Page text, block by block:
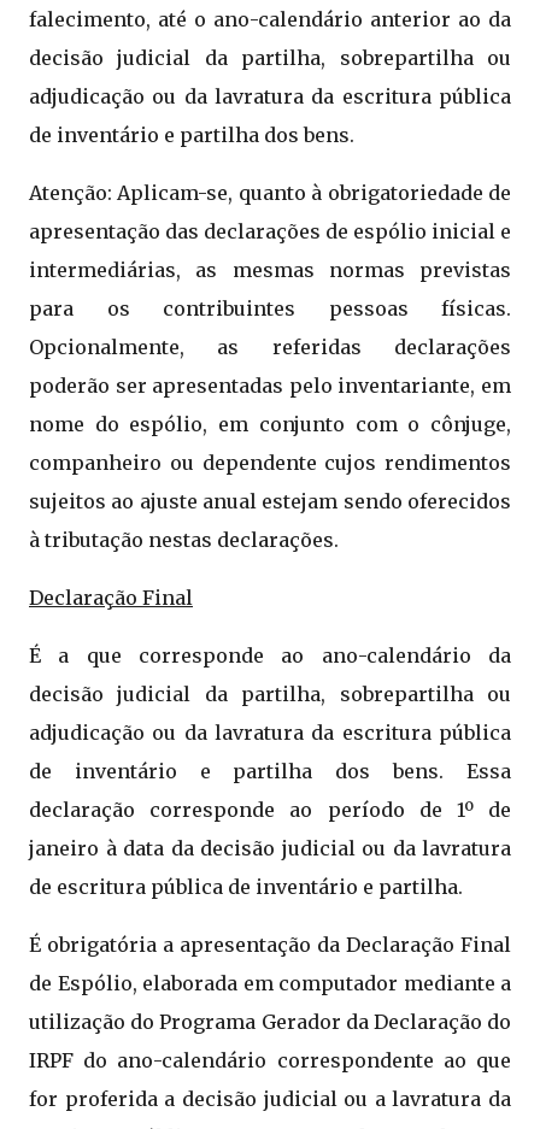
falecimento, até o ano-calendário anterior ao da
decisão judicial da partilha, sobrepartilha ou
adjudicação ou da lavratura da escritura pública
de inventário e partilha dos bens.
Atenção: Aplicam-se, quanto à obrigatoriedade de
apresentação das declarações de espólio inicial e
intermediárias, as mesmas normas previstas
para os contribuintes pessoas físicas.
Opcionalmente, as referidas declarações
poderão ser apresentadas pelo inventariante, em
nome do espólio, em conjunto com o cônjuge,
companheiro ou dependente cujos rendimentos
sujeitos ao ajuste anual estejam sendo oferecidos
à tributação nestas declarações.
Declaração Final
É a que corresponde ao ano-calendário da
decisão judicial da partilha, sobrepartilha ou
adjudicação ou da lavratura da escritura pública
de inventário e partilha dos bens. Essa
declaração corresponde ao período de 1º de
janeiro à data da decisão judicial ou da lavratura
de escritura pública de inventário e partilha.
É obrigatória a apresentação da Declaração Final
de Espólio, elaborada em computador mediante a
utilização do Programa Gerador da Declaração do
IRPF do ano-calendário correspondente ao que
for proferida a decisão judicial ou a lavratura da